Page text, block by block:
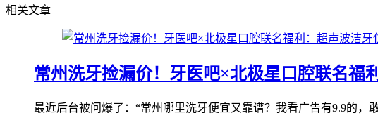
相关文章
常州洗牙捡漏价！牙医吧×北极星口腔联名福
最近后台被问爆了：“常州哪里洗牙便宜又靠谱？我看广告有9.9的